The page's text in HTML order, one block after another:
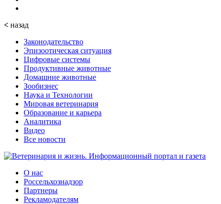
< назад
Законодательство
Эпизоотическая ситуация
Цифровые системы
Продуктивные животные
Домашние животные
Зообизнес
Наука и Технологии
Мировая ветеринария
Образование и карьера
Аналитика
Видео
Все новости
О нас
Россельхознадзор
Партнеры
Рекламодателям